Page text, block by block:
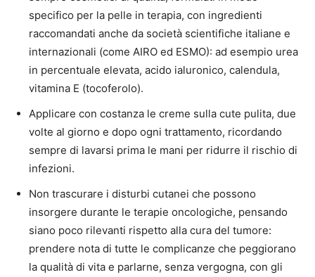
specifico per la pelle in terapia, con ingredienti
raccomandati anche da società scientifiche italiane e
internazionali (come AIRO ed ESMO): ad esempio urea
in percentuale elevata, acido ialuronico, calendula,
vitamina E (tocoferolo).
Applicare con costanza le creme sulla cute pulita, due
volte al giorno e dopo ogni trattamento, ricordando
sempre di lavarsi prima le mani per ridurre il rischio di
infezioni.
Non trascurare i disturbi cutanei che possono
insorgere durante le terapie oncologiche, pensando
siano poco rilevanti rispetto alla cura del tumore:
prendere nota di tutte le complicanze che peggiorano
la qualità di vita e parlarne, senza vergogna, con gli